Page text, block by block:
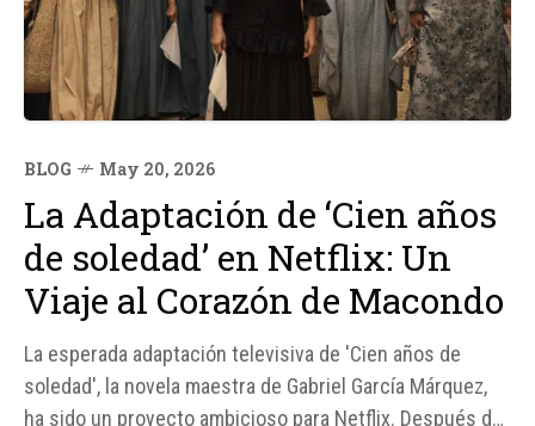
BLOG May 20, 2026
La Adaptación de ‘Cien años
de soledad’ en Netflix: Un
Viaje al Corazón de Macondo
La esperada adaptación televisiva de 'Cien años de
soledad', la novela maestra de Gabriel García Márquez,
ha sido un proyecto ambicioso para Netflix. Después de